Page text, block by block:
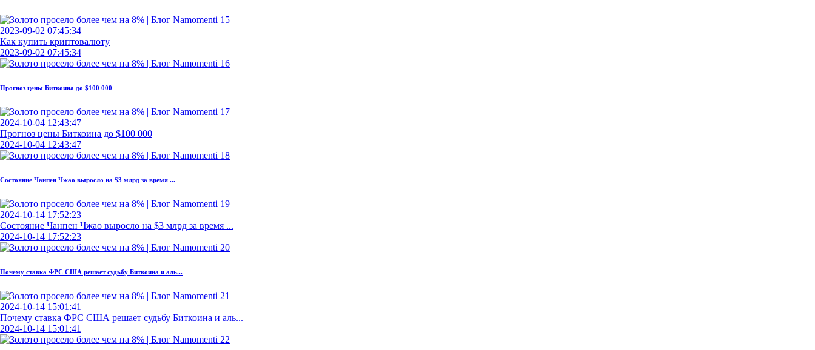
2023-09-02 07:45:34
Как купить криптовалюту
2023-09-02 07:45:34
Прогноз цены Биткоина до $100 000
2024-10-04 12:43:47
Прогноз цены Биткоина до $100 000
2024-10-04 12:43:47
Состояние Чанпен Чжао выросло на $3 млрд за время ...
2024-10-14 17:52:23
Состояние Чанпен Чжао выросло на $3 млрд за время ...
2024-10-14 17:52:23
Почему ставка ФРС США решает судьбу Биткоина и аль...
2024-10-14 15:01:41
Почему ставка ФРС США решает судьбу Биткоина и аль...
2024-10-14 15:01:41